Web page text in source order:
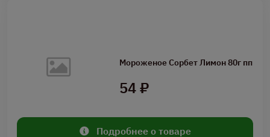
Мороженое Сорбет Лимон 80г пп
54 ₽
Подробнее о товаре